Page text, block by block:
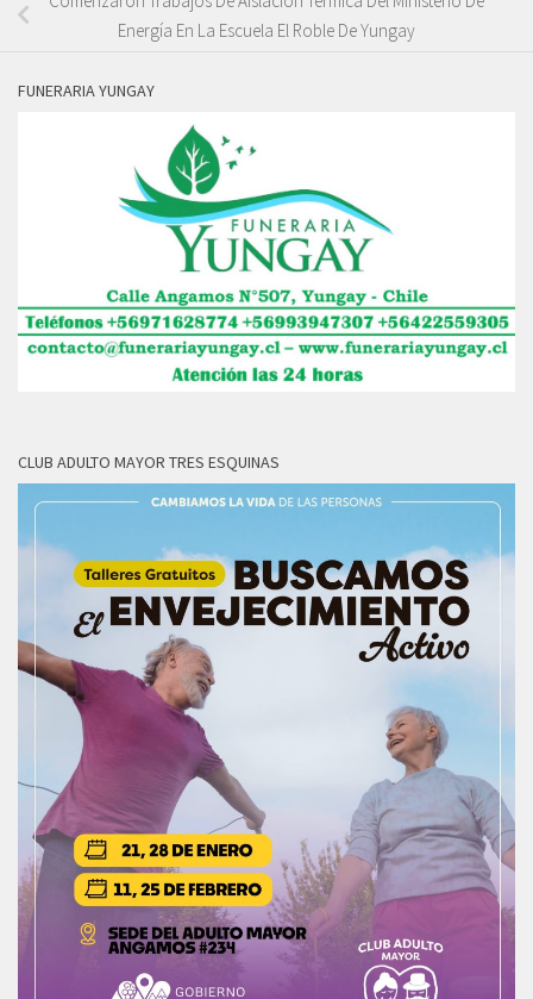
Energía En La Escuela El Roble De Yungay
FUNERARIA YUNGAY
CLUB ADULTO MAYOR TRES ESQUINAS